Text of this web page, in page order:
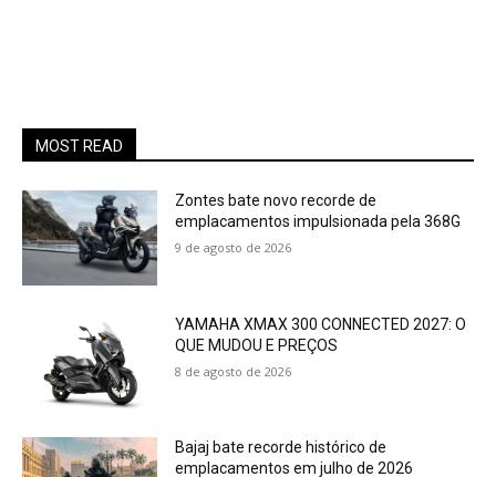
MOST READ
Zontes bate novo recorde de
emplacamentos impulsionada pela 368G
9 de agosto de 2026
YAMAHA XMAX 300 CONNECTED 2027: O
QUE MUDOU E PREÇOS
8 de agosto de 2026
Bajaj bate recorde histórico de
emplacamentos em julho de 2026